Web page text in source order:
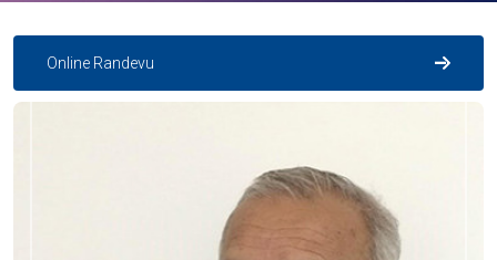
Online Randevu